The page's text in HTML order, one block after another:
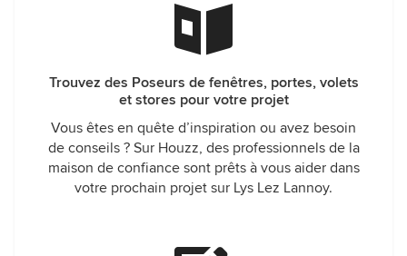
Trouvez des Poseurs de fenêtres, portes, volets
et stores pour votre projet
Vous êtes en quête d’inspiration ou avez besoin
de conseils ? Sur Houzz, des professionnels de la
maison de confiance sont prêts à vous aider dans
votre prochain projet sur Lys Lez Lannoy.